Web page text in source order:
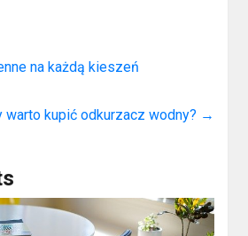
na każdą kieszeń
warto kupić odkurzacz wodny? →